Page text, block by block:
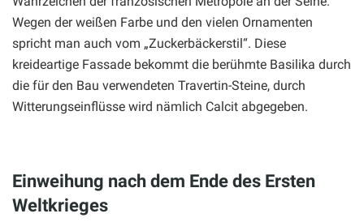
Wegen der weißen Farbe und den vielen Ornamenten
spricht man auch vom „Zuckerbäckerstil“. Diese
kreideartige Fassade bekommt die berühmte Basilika durch
die für den Bau verwendeten Travertin-Steine, durch
Witterungseinflüsse wird nämlich Calcit abgegeben.
Einweihung nach dem Ende des Ersten
Weltkrieges